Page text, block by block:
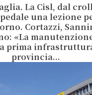
La Cisl, dal
una lezione
Cortazzi,
«La
prima
provincia...